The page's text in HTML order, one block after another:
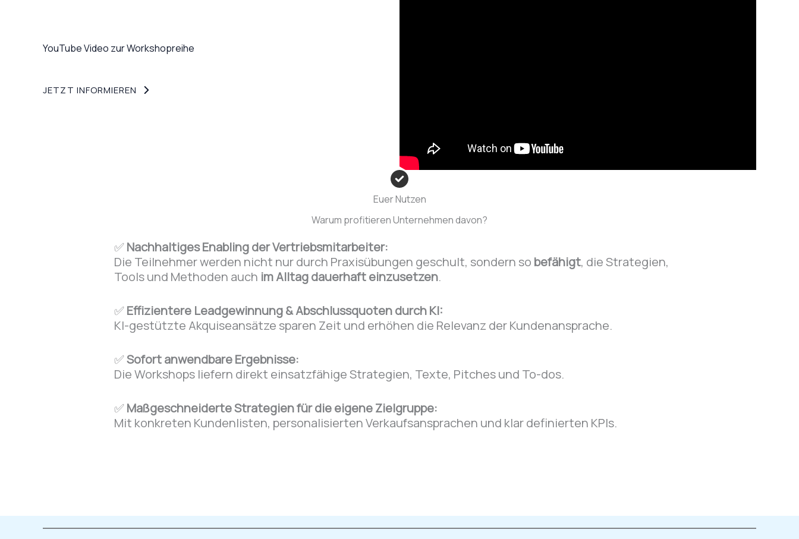
YouTube Video zur Workshopreihe
JETZT INFORMIEREN
Euer Nutzen
Warum profitieren Unternehmen davon?
✅Nachhaltiges Enabling der Vertriebsmitarbeiter:
Die Teilnehmer werden nicht nur durch Praxisübungen geschult, sondern so befähigt, die Strategien,
Tools und Methoden auch im Alltag dauerhaft einzusetzen.
✅Effizientere Leadgewinnung & Abschlussquoten durch KI:
KI-gestützte Akquiseansätze sparen Zeit und erhöhen die Relevanz der Kundenansprache.
✅Sofort anwendbare Ergebnisse:
Die Workshops liefern direkt einsatzfähige Strategien, Texte, Pitches und To-dos.
✅Maßgeschneiderte Strategien für die eigene Zielgruppe:
Mit konkreten Kundenlisten, personalisierten Verkaufsansprachen und klar definierten KPIs.